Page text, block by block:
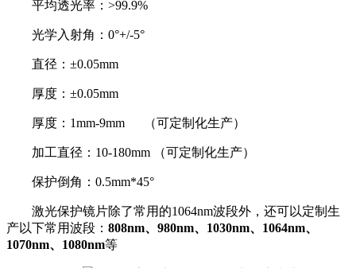
平均透光率：>99.9%
光学入射角：0°+/-5°
直径：±0.05mm
厚度：±0.05mm
厚度：1mm-9mm （可定制化生产）
加工直径：10-180mm （可定制化生产）
保护倒角：0.5mm*45°
激光保护镜片除了常用的1064nm波段外，还可以定制生
产以下常用波段： 808nm、980nm、1030nm、1064nm、
1070nm、1080nm等